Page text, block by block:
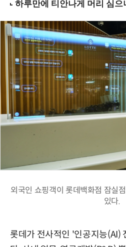
외국인 쇼핑객이 롯데백화점 잠실
있다.
롯데가 전사적인 '인공지능(AI)